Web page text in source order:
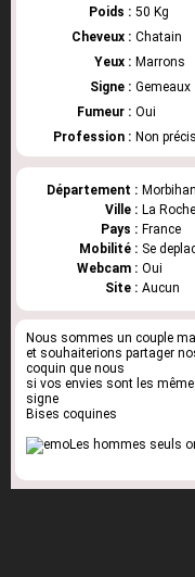
Poids : 50 Kg
Cheveux : Chatain
Yeux : Marrons
Signe : Gemeaux
Fumeur : Oui
Profession : Non
Département : Morbihan
Ville : La
Pays : France
Mobilité : Se
Webcam : Oui
Site : Aucun
Nous sommes un couple
et souhaiterions partager
coquin que nous
si vos envies sont les
signe
Bises coquines
Les hommes seuls